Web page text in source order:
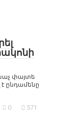
փայտե
ընդամենը
0 571